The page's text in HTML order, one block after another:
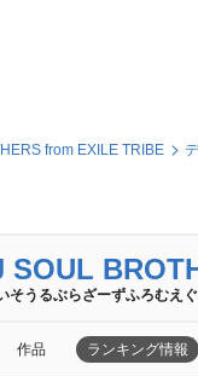
from EXILE TRIBE
SOUL
そうるぶらざーずふろむえ
作品 ランキング情報